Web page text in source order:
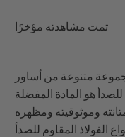
تمت مشاهدته مؤخرًا
متنوعة من أساور
هو المادة المفضلة
وموثوقيته ومظهره
الفولاذ المقاوم للصدأ